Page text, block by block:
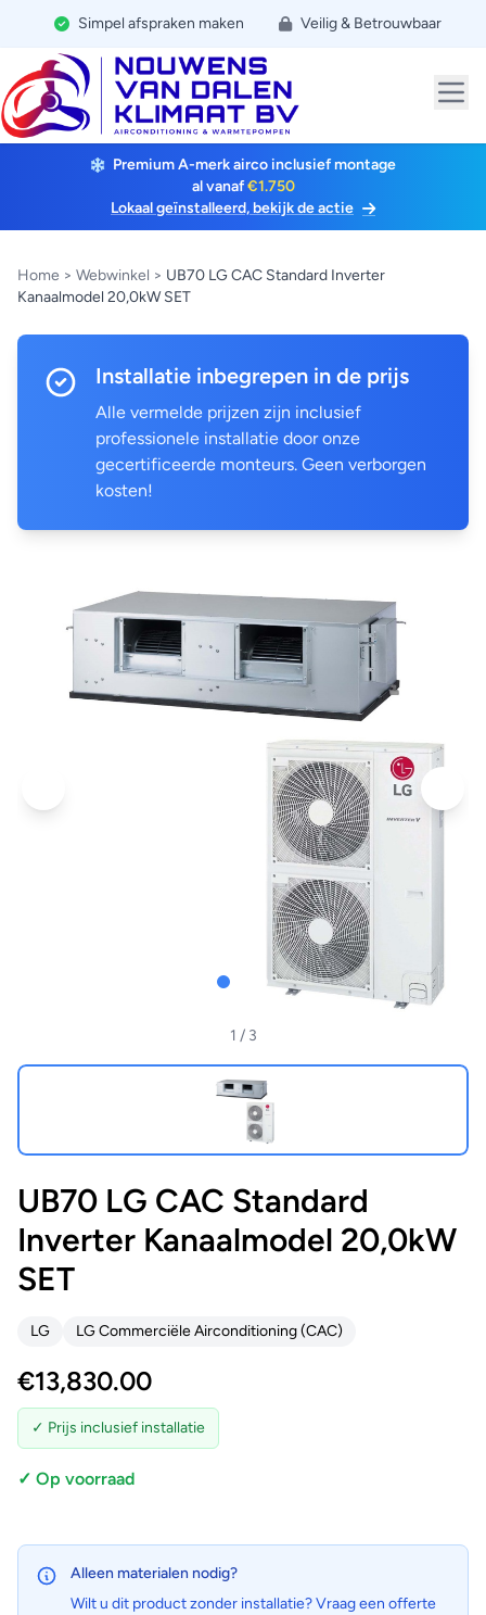
Simpel afspraken maken Veilig & Betrouwbaar
Premium A-merk airco inclusief montage
al vanaf€1.750
Lokaal geïnstalleerd, bekijk de actie
Home > Webwinkel > UB70 LG CAC Standard Inverter
Kanaalmodel 20,0kW SET
Installatie inbegrepen in de prijs
Alle vermelde prijzen zijn inclusief
professionele installatie door onze
gecertificeerde monteurs. Geen verborgen
kosten!
1 / 3
UB70 LG CAC Standard
Inverter Kanaalmodel 20,0kW
SET
LG LG Commerciële Airconditioning (CAC)
€13,830.00
✓ Prijs inclusief installatie
✓ Op voorraad
Alleen materialen nodig?
Wilt u dit product zonder installatie? Vraag een offerte